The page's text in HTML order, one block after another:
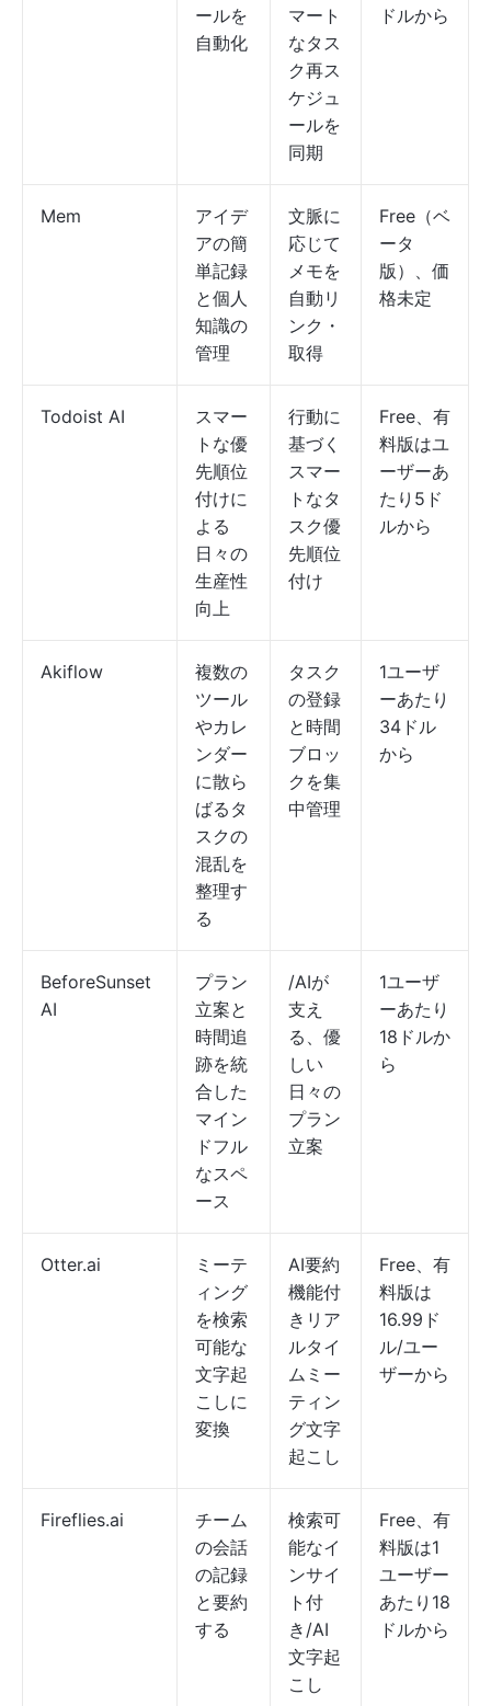
ールを
自動化
マート
なタス
ク再ス
ケジュ
ールを
同期
ドルから
Mem
アイデ
アの簡
単記録
と個人
知識の
管理
文脈に
応じて
メモを
自動リ
ンク・
取得
Free（ベ
ータ
版）、価
格未定
Todoist AI
スマー
トな優
先順位
付けに
よる
日々の
生産性
向上
行動に
基づく
スマー
トなタ
スク優
先順位
付け
Free、有
料版はユ
ーザーあ
たり5ド
ルから
Akiflow
複数の
ツール
やカレ
ンダー
に散ら
ばるタ
スクの
混乱を
整理す
る
タスク
の登録
と時間
ブロッ
クを集
中管理
1ユーザ
ーあたり
34ドル
から
BeforeSunset
AI
プラン
立案と
時間追
跡を統
合した
マイン
ドフル
なスペ
ース
/AIが
支え
る、優
しい
日々の
プラン
立案
1ユーザ
ーあたり
18ドルか
ら
Otter.ai
ミーテ
ィング
を検索
可能な
文字起
こしに
変換
AI要約
機能付
きリア
ルタイ
ムミー
ティン
グ文字
起こし
Free、有
料版は
16.99ド
ル/ユー
ザーから
Fireflies.ai
チーム
の会話
の記録
と要約
する
検索可
能なイ
ンサイ
ト付
き/AI
文字起
こし
Free、有
料版は1
ユーザー
あたり18
ドルから